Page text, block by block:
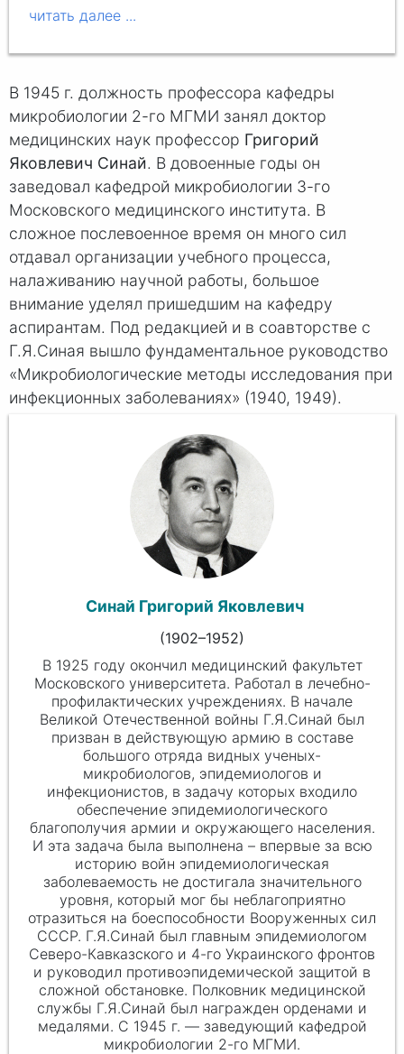
В 1945 г. должность профессора кафедры
микробиологии 2-го МГМИ занял доктор
медицинских наук профессор Григорий
Яковлевич Синай. В довоенные годы он
заведовал кафедрой микробиологии 3-го
Московского медицинского института. В
сложное послевоенное время он много сил
отдавал организации учебного процесса,
налаживанию научной работы, большое
внимание уделял пришедшим на кафедру
аспирантам. Под редакцией и в соавторстве с
Г.Я.Синая вышло фундаментальное руководство
«Микробиологические методы исследования при
инфекционных заболеваниях» (1940, 1949).
Синай Григорий Яковлевич
(1902–1952)
В 1925 году окончил медицинский факультет
Московского университета. Работал в лечебно-
профилактических учреждениях. В начале
Великой Отечественной войны Г.Я.Синай был
призван в действующую армию в составе
большого отряда видных ученых-
микробиологов, эпидемиологов и
инфекционистов, в задачу которых входило
обеспечение эпидемиологического
благополучия армии и окружающего населения.
И эта задача была выполнена – впервые за всю
историю войн эпидемиологическая
заболеваемость не достигала значительного
уровня, который мог бы неблагоприятно
отразиться на боеспособности Вооруженных сил
СССР. Г.Я.Синай был главным эпидемиологом
Северо-Кавказского и 4-го Украинского фронтов
и руководил противоэпидемической защитой в
сложной обстановке. Полковник медицинской
службы Г.Я.Синай был награжден орденами и
медалями. С 1945 г. — заведующий кафедрой
микробиологии 2-го МГМИ.